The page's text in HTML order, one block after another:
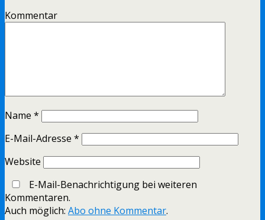
Kommentar
Name *
E-Mail-Adresse *
Website
E-Mail-Benachrichtigung bei weiteren
Kommentaren.
Auch möglich: Abo ohne Kommentar.